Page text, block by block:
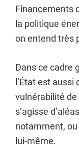
Financements
la politique
on entend très
Dans ce cadre
l’État est
vulnérabilité de
s’agisse
notamment,
lui-même.